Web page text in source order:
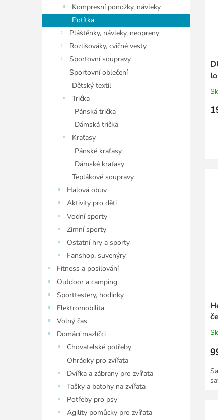
Kompresní ponožky, návleky
Potítka
Pláštěnky, návleky, neopreny
Rozlišováky, cvičné vesty
Sportovní soupravy
Sportovní oblečení
Dětský textil
Trička
Pánská trička
Dámská trička
Kraťasy
Pánské kraťasy
Dámské kraťasy
Teplákové soupravy
Halová obuv
Aktivity pro děti
Vodní sporty
Zimní sporty
Ostatní hry a sporty
Fanshop, suvenýry
Fitness a posilování
Outdoor a camping
Sporttestery, hodinky
Elektromobilita
Volný čas
Domácí mazlíčci
Chovatelské potřeby
Ohrádky pro zvířata
Dvířka a zábrany pro zvířata
Tašky a batohy na zvířata
Potřeby pro psy
Agility pomůcky pro zvířata